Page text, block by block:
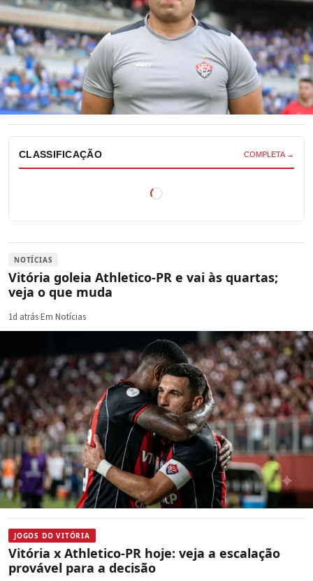
CLASSIFICAÇÃO COMPLETA →
NOTÍCIAS
Vitória goleia Athletico-PR e vai às quartas;
veja o que muda
1d atrás·Em Notícias
JOGOS DO VITÓRIA
Vitória x Athletico-PR hoje: veja a escalação
provável para a decisão